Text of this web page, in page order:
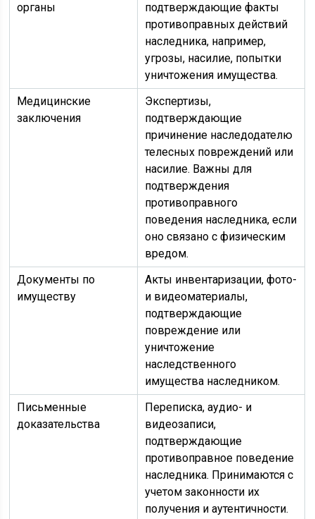
органы
подтверждающие факты
противоправных действий
наследника, например,
угрозы, насилие, попытки
уничтожения имущества.
Медицинские
заключения
Экспертизы,
подтверждающие
причинение наследодателю
телесных повреждений или
насилие. Важны для
подтверждения
противоправного
поведения наследника, если
оно связано с физическим
вредом.
Документы по
имуществу
Акты инвентаризации, фото-
и видеоматериалы,
подтверждающие
повреждение или
уничтожение
наследственного
имущества наследником.
Письменные
доказательства
Переписка, аудио- и
видеозаписи,
подтверждающие
противоправное поведение
наследника. Принимаются с
учетом законности их
получения и аутентичности.